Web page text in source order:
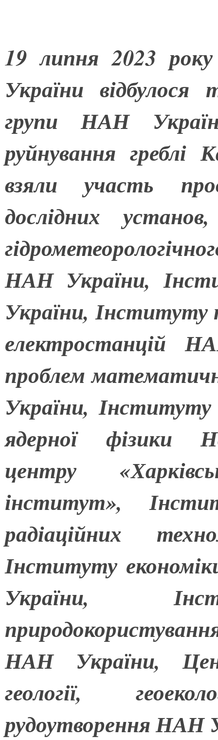
19 липня 2023
України відбулося
групи НАН
руйнування греблі
взяли участь
дослідних
НАН України,
України, Інституту
електростанцій
проблем
України, Інституту
ядерної фізики
центру
інститут»,
радіаційних
Інституту
України,
НАН України,
геології,
рудоутворення НАН